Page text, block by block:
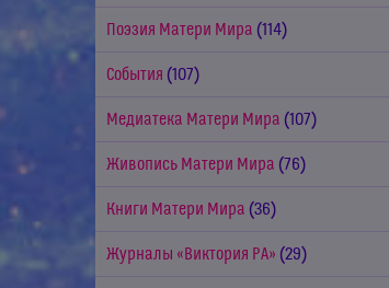
Поэзия Матери Мира (114)
События (107)
Медиатека Матери Мира (107)
Живопись Матери Мира (76)
Книги Матери Мира (36)
Журналы «Виктория РА» (29)